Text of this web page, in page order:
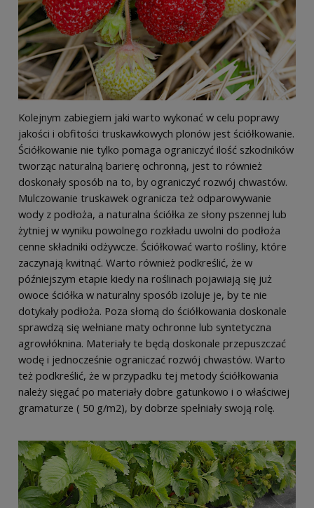
Kolejnym zabiegiem jaki warto wykonać w celu poprawy
jakości i obfitości truskawkowych plonów jest ściółkowanie.
Ściółkowanie nie tylko pomaga ograniczyć ilość szkodników
tworząc naturalną barierę ochronną, jest to również
doskonały sposób na to, by ograniczyć rozwój chwastów.
Mulczowanie truskawek ogranicza też odparowywanie
wody z podłoża, a naturalna ściółka ze słony pszennej lub
żytniej w wyniku powolnego rozkładu uwolni do podłoża
cenne składniki odżywcze. Ściółkować warto rośliny, które
zaczynają kwitnąć. Warto również podkreślić, że w
późniejszym etapie kiedy na roślinach pojawiają się już
owoce ściółka w naturalny sposób izoluje je, by te nie
dotykały podłoża. Poza słomą do ściółkowania doskonale
sprawdzą się wełniane maty ochronne lub syntetyczna
agrowłóknina. Materiały te będą doskonale przepuszczać
wodę i jednocześnie ograniczać rozwój chwastów. Warto
też podkreślić, że w przypadku tej metody ściółkowania
należy sięgać po materiały dobre gatunkowo i o właściwej
gramaturze ( 50 g/m2), by dobrze spełniały swoją rolę.